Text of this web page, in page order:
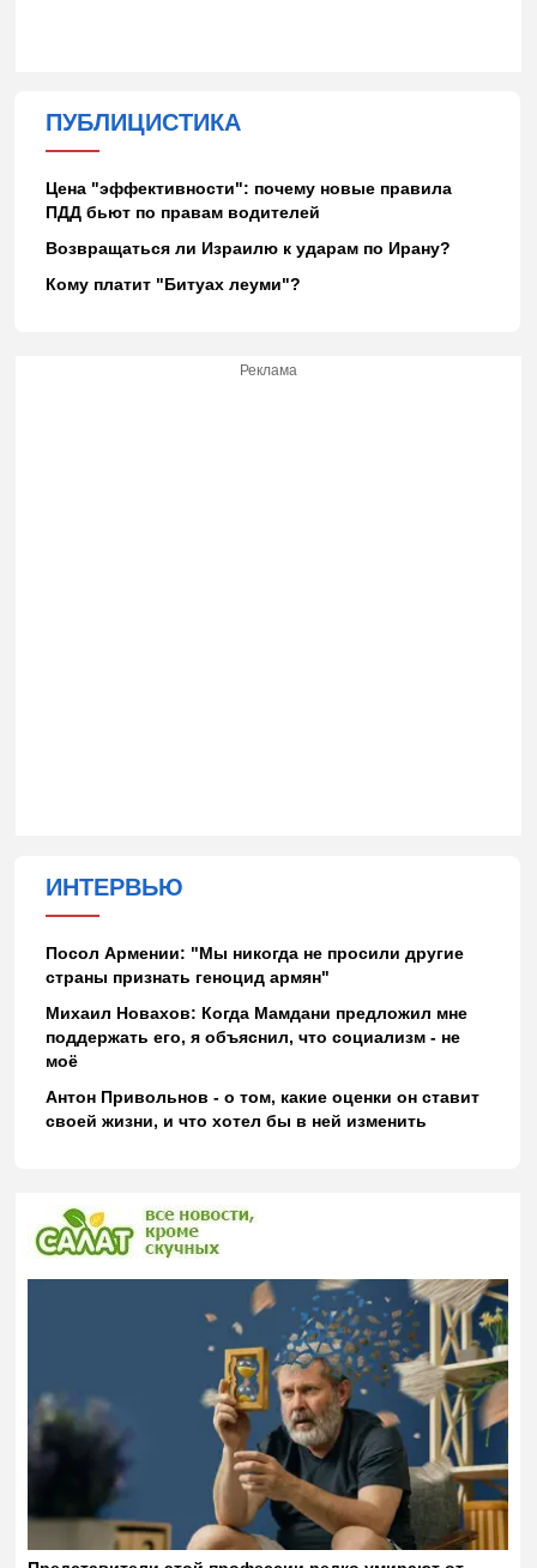
ПУБЛИЦИСТИКА
Цена "эффективности": почему новые правила
ПДД бьют по правам водителей
Возвращаться ли Израилю к ударам по Ирану?
Кому платит "Битуах леуми"?
Реклама
ИНТЕРВЬЮ
Посол Армении: "Мы никогда не просили другие
страны признать геноцид армян"
Михаил Новахов: Когда Мамдани предложил мне
поддержать его, я объяснил, что социализм - не
моё
Антон Привольнов - о том, какие оценки он ставит
своей жизни, и что хотел бы в ней изменить